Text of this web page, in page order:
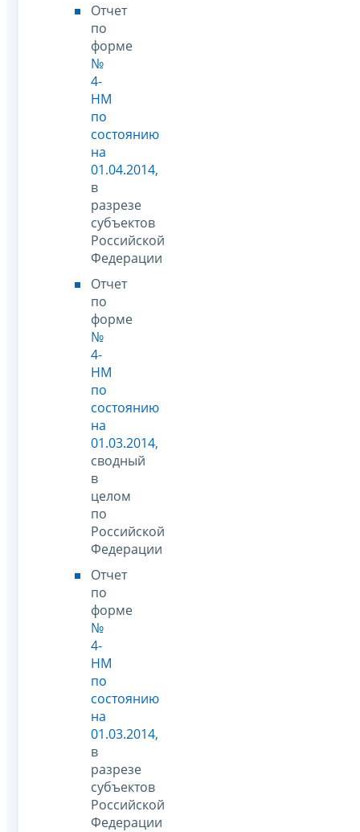
Отчет
по
форме
№
4-
НМ
по
состоянию
на
01.04.2014,
в
разрезе
субъектов
Российской
Федерации
Отчет
по
форме
№
4-
НМ
по
состоянию
на
01.03.2014,
сводный
в
целом
по
Российской
Федерации
Отчет
по
форме
№
4-
НМ
по
состоянию
на
01.03.2014,
в
разрезе
субъектов
Российской
Федерации